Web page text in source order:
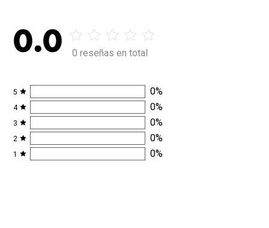
0.0 0 reseñas en total
5 0%
4 0%
3 0%
2 0%
1 0%